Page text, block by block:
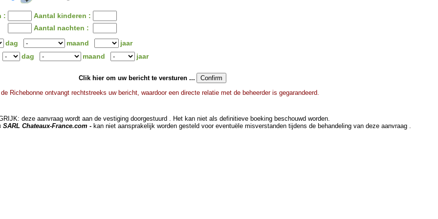
:
Aantal kinderen :
Aantal nachten :
dag
maand
jaar
dag
maand jaar
Clik hier om uw bericht te versturen ...
Richebonne ontvangt rechtstreeks uw bericht, waardoor een directe relatie met de beheerder is gegarandeerd.
deze aanvraag wordt aan de vestiging doorgestuurd . Het kan niet als definitieve boeking beschouwd worden.
Chateaux-France.com - kan niet aansprakelijk worden gesteld voor eventuële misverstanden tijdens de behandeling van deze aanvraag .